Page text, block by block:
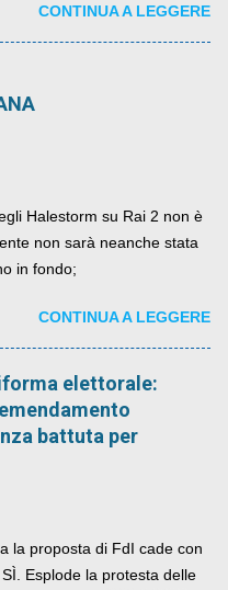
di mesi, non ci sarà
XX Settembre ,
CONTINUA A LEGGERE
Halestorm su Rai 2 non è
non sarà neanche stata
in fondo;
CONTINUA A LEGGERE
elettorale:
battuta per
la proposta di FdI cade con
Esplode la protesta delle